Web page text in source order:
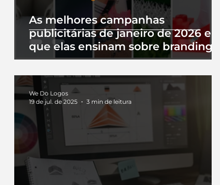
As melhores campanhas
publicitárias de janeiro de 2026 e
que elas ensinam sobre branding
We Do Logos
19 de jul. de 2025
3 min de leitura